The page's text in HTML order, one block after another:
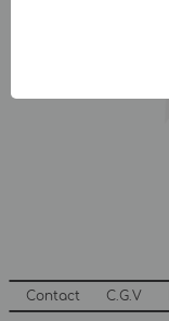
Contact C.G.V